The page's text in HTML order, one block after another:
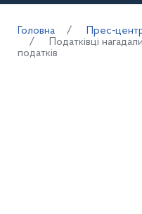
Головна Прес-
Податківці
податків